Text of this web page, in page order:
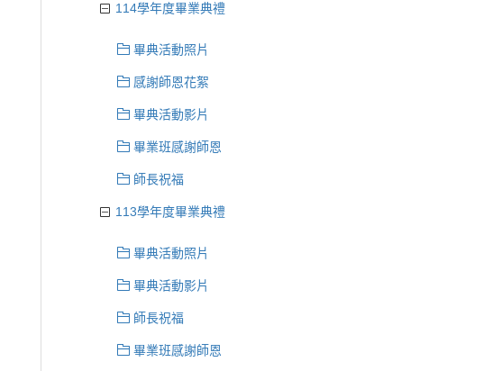
114學年度畢業典禮
畢典活動照片
感謝師恩花絮
畢典活動影片
畢業班感謝師恩
師長祝福
113學年度畢業典禮
畢典活動照片
畢典活動影片
師長祝福
畢業班感謝師恩